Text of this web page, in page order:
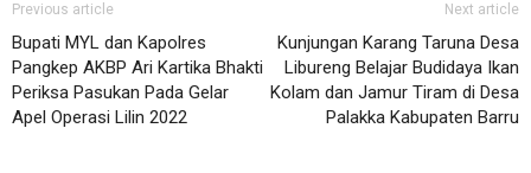
Previous article
Bupati MYL dan Kapolres
Pangkep AKBP Ari Kartika Bhakti
Periksa Pasukan Pada Gelar
Apel Operasi Lilin 2022
Next article
Kunjungan Karang Taruna Desa
Libureng Belajar Budidaya Ikan
Kolam dan Jamur Tiram di Desa
Palakka Kabupaten Barru